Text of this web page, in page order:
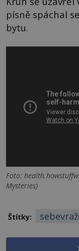
písně spáchal
bytu.
Foto:
Mysteries)
Štítky: